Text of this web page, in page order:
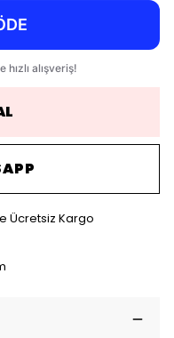
Ücretsiz Kargo